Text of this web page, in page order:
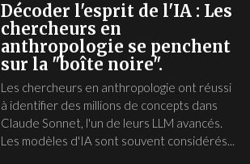
Décoder l'esprit de l'IA : Les
chercheurs en
anthropologie se penchent
sur la "boîte noire".
Les chercheurs en anthropologie ont réussi
à identifier des millions de concepts dans
Claude Sonnet, l'un de leurs LLM avancés.
Les modèles d'IA sont souvent considérés...